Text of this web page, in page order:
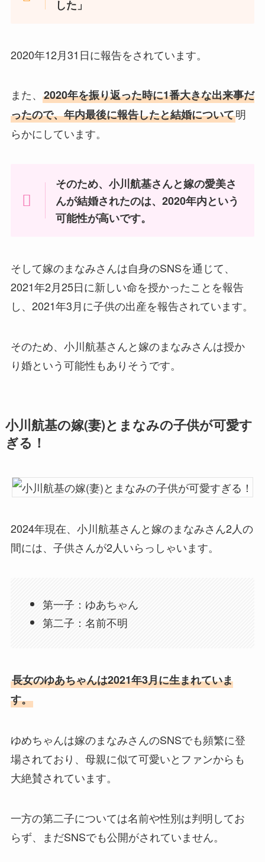
した」
2020年12月31日に報告をされています。
また、 2020年を振り返った時に1番大きな出来事だ
ったので、年内最後に報告したと結婚について明
らかにしています。
そのため、小川航基さんと嫁の愛美さ
んが結婚されたのは、2020年内という
可能性が高いです。
そして嫁のまなみさんは自身のSNSを通じて、
2021年2月25日に新しい命を授かったことを報告
し、2021年3月に子供の出産を報告されています。
そのため、小川航基さんと嫁のまなみさんは授か
り婚という可能性もありそうです。
小川航基の嫁(妻)とまなみの子供が可愛す
ぎる！
2024年現在、小川航基さんと嫁のまなみさん2人の
間には、子供さんが2人いらっしゃいます。
第一子：ゆあちゃん
第二子：名前不明
長女のゆあちゃんは2021年3月に生まれていま
す。
ゆめちゃんは嫁のまなみさんのSNSでも頻繁に登
場されており、母親に似て可愛いとファンからも
大絶賛されています。
一方の第二子については名前や性別は判明してお
らず、まだSNSでも公開がされていません。